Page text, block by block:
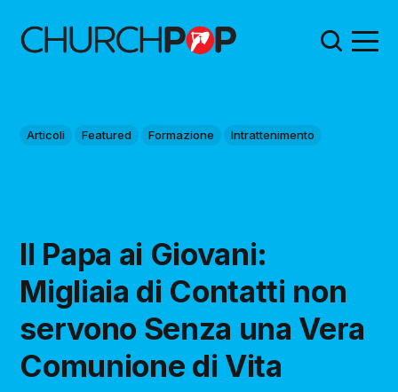
Articoli Featured Formazione Intrattenimento
Il Papa ai Giovani:
Migliaia di Contatti non
servono Senza una Vera
Comunione di Vita